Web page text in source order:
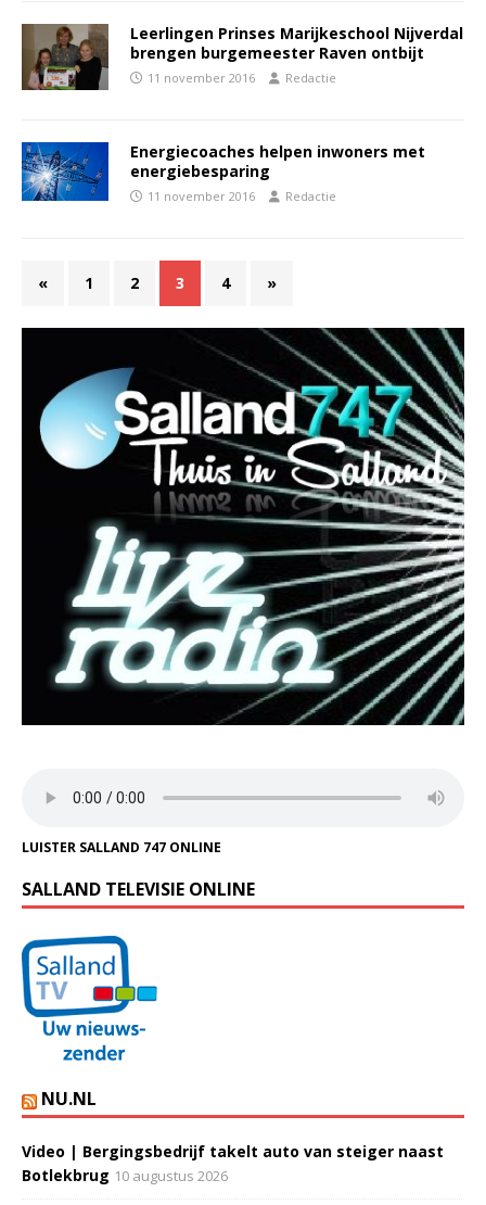
Leerlingen Prinses Marijkeschool Nijverdal
brengen burgemeester Raven ontbijt
11 november 2016 Redactie
Energiecoaches helpen inwoners met
energiebesparing
11 november 2016 Redactie
« 1 2 3 4 »
LUISTER SALLAND 747 ONLINE
SALLAND TELEVISIE ONLINE
NU.NL
Video | Bergingsbedrijf takelt auto van steiger naast
Botlekbrug 10 augustus 2026